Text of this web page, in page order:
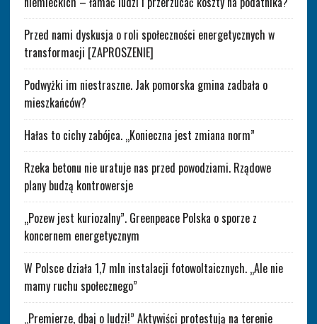
Przed nami dyskusja o roli społeczności energetycznych w
transformacji [ZAPROSZENIE]
Podwyżki im niestraszne. Jak pomorska gmina zadbała o
mieszkańców?
Hałas to cichy zabójca. „Konieczna jest zmiana norm”
Rzeka betonu nie uratuje nas przed powodziami. Rządowe
plany budzą kontrowersje
„Pozew jest kuriozalny”. Greenpeace Polska o sporze z
koncernem energetycznym
W Polsce działa 1,7 mln instalacji fotowoltaicznych. „Ale nie
mamy ruchu społecznego”
„Premierze, dbaj o ludzi!” Aktywiści protestują na terenie